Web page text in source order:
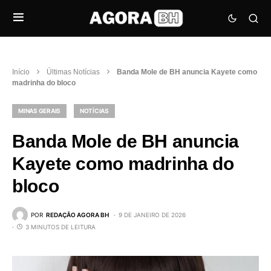
Início Últimas Notícias
Banda Mole de BH anuncia Kayete como
madrinha do bloco
MINAS GERAIS NOTÍCIAS
Banda Mole de BH anuncia
Kayete como madrinha do
bloco
POR REDAÇÃO AGORA BH
9 DE JANEIRO DE 2026
3 MINUTOS DE LEITURA